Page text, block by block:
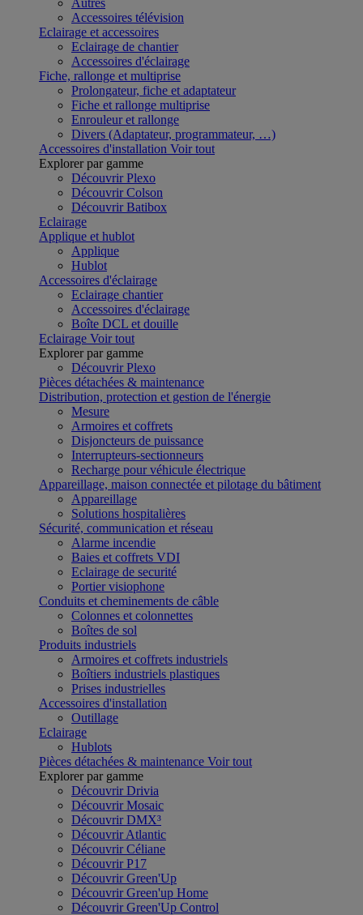
Autres
Accessoires télévision
Eclairage et accessoires
Eclairage de chantier
Accessoires d'éclairage
Fiche, rallonge et multiprise
Prolongateur, fiche et adaptateur
Fiche et rallonge multiprise
Enrouleur et rallonge
Divers (Adaptateur, programmateur, …)
Accessoires d'installation Voir tout
Explorer par gamme
Découvrir Plexo
Découvrir Colson
Découvrir Batibox
Eclairage
Applique et hublot
Applique
Hublot
Accessoires d'éclairage
Eclairage chantier
Accessoires d'éclairage
Boîte DCL et douille
Eclairage Voir tout
Explorer par gamme
Découvrir Plexo
Pièces détachées & maintenance
Distribution, protection et gestion de l'énergie
Mesure
Armoires et coffrets
Disjoncteurs de puissance
Interrupteurs-sectionneurs
Recharge pour véhicule électrique
Appareillage, maison connectée et pilotage du bâtiment
Appareillage
Solutions hospitalières
Sécurité, communication et réseau
Alarme incendie
Baies et coffrets VDI
Eclairage de securité
Portier visiophone
Conduits et cheminements de câble
Colonnes et colonnettes
Boîtes de sol
Produits industriels
Armoires et coffrets industriels
Boîtiers industriels plastiques
Prises industrielles
Accessoires d'installation
Outillage
Eclairage
Hublots
Pièces détachées & maintenance Voir tout
Explorer par gamme
Découvrir Drivia
Découvrir Mosaic
Découvrir DMX³
Découvrir Atlantic
Découvrir Céliane
Découvrir P17
Découvrir Green'Up
Découvrir Green'up Home
Découvrir Green'Up Control